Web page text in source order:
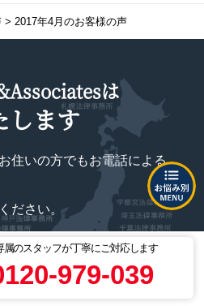
属のスタッフが丁寧にご対応します
979-039
> 2017年4月のお客様の声
は
します
住いの方でもお電話による
ださい。
こちら